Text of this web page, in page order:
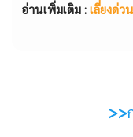
อ่านเพิ่มเติม : เลี่ยงด่
>>